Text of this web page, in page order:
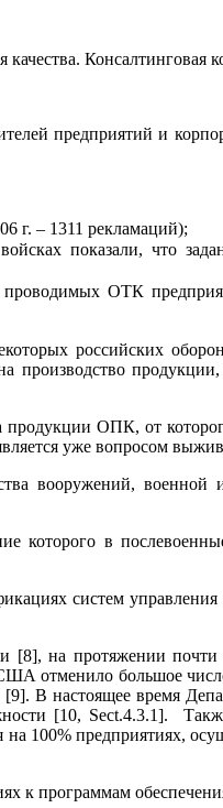
предприятий и
г. – 1311 рекламаций);
показали, что
ОТК
российских
производство
ОПК, от
уже вопросом
вооружений, военной
которого в
систем управления
на протяжении почти
отменило большое
[9]. В настоящее время
[10, Sect.4.3.1].
100% предприятиях,
к программам